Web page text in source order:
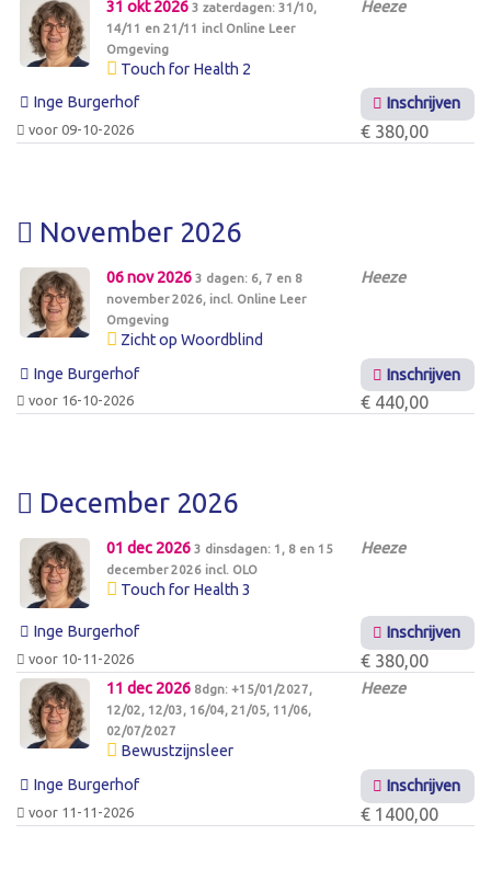
31 okt 2026 3 zaterdagen: 31/10,
14/11 en 21/11 incl Online Leer
Omgeving
Touch for Health 2
Heeze
Inge Burgerhof
voor 09-10-2026
Inschrijven
€ 380,00
November 2026
06 nov 2026 3 dagen: 6, 7 en 8
november 2026, incl. Online Leer
Omgeving
Zicht op Woordblind
Heeze
Inge Burgerhof
voor 16-10-2026
Inschrijven
€ 440,00
December 2026
01 dec 2026 3 dinsdagen: 1, 8 en 15
december 2026 incl. OLO
Touch for Health 3
Heeze
Inge Burgerhof
voor 10-11-2026
Inschrijven
€ 380,00
11 dec 2026 8dgn: +15/01/2027,
12/02, 12/03, 16/04, 21/05, 11/06,
02/07/2027
Bewustzijnsleer
Heeze
Inge Burgerhof
voor 11-11-2026
Inschrijven
€ 1400,00